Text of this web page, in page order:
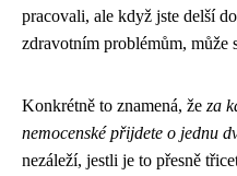
pracovali, ale když jste delší
zdravotním problémům, může
Konkrétně to znamená, že za
nemocenské přijdete o jednu
nezáleží, jestli je to přesně